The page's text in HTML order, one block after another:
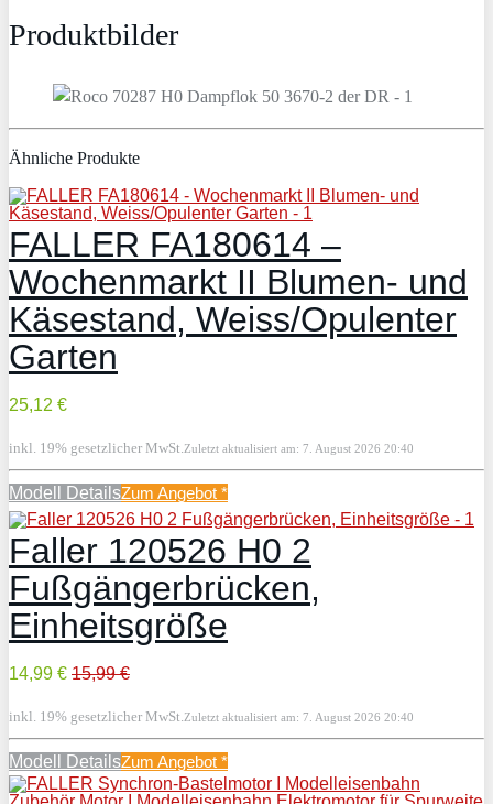
Produktbilder
Ähnliche Produkte
FALLER FA180614 –
Wochenmarkt II Blumen- und
Käsestand, Weiss/Opulenter
Garten
25,12 €
inkl. 19% gesetzlicher MwSt.Zuletzt aktualisiert am: 7. August 2026 20:40
Modell DetailsZum Angebot *
Faller 120526 H0 2
Fußgängerbrücken,
Einheitsgröße
14,99 € 15,99 €
inkl. 19% gesetzlicher MwSt.Zuletzt aktualisiert am: 7. August 2026 20:40
Modell DetailsZum Angebot *